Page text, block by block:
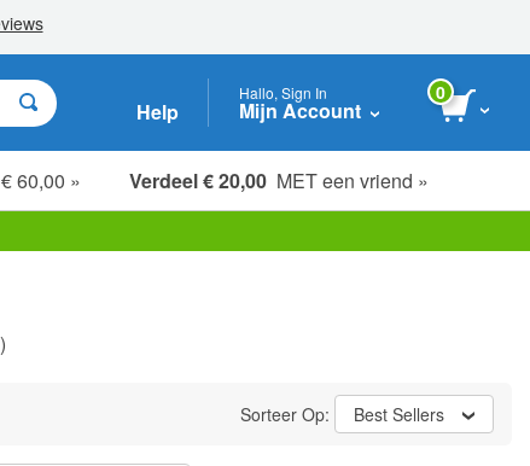
Help
Hallo, Sign In
Mijn Account
0
60,00 » Verdeel € 20,00 MET een vriend »
Sorteer Op: Best Sellers